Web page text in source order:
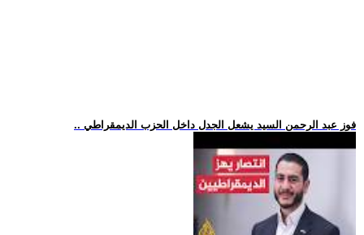
.. فوز عبد الرحمن السيد يشعل الجدل داخل الحزب الديمقراطي